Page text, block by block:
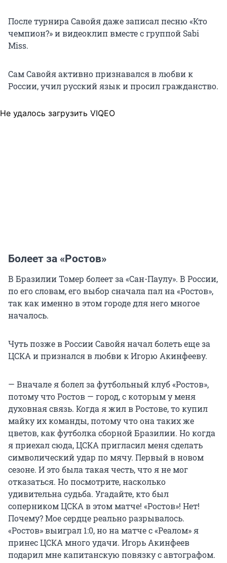
После турнира Савойя даже записал песню «Кто
чемпион?» и видеоклип вместе с группой Sabi
Miss.
Сам Савойя активно признавался в любви к
России, учил русский язык и просил гражданство.
Не удалось загрузить VIQEO
Болеет за «Ростов»
В Бразилии Томер болеет за «Сан-Паулу». В России,
по его словам, его выбор сначала пал на «Ростов»,
так как именно в этом городе для него многое
началось.
Чуть позже в России Савойя начал болеть еще за
ЦСКА и признался в любви к Игорю Акинфееву.
— Вначале я болел за футбольный клуб «Ростов»,
потому что Ростов — город, c которым у меня
духовная связь. Когда я жил в Ростове, то купил
майку их команды, потому что она таких же
цветов, как футболка сборной Бразилии. Но когда
я приехал сюда, ЦСКА пригласил меня сделать
символический удар по мячу. Первый в новом
сезоне. И это была такая честь, что я не мог
отказаться. Но посмотрите, насколько
удивительна судьба. Угадайте, кто был
соперником ЦСКА в этом матче! «Ростов»! Нет!
Почему? Мое сердце реально разрывалось.
«Ростов» выиграл 1:0, но на матче с «Реалом» я
принес ЦСКА много удачи. Игорь Акинфеев
подарил мне капитанскую повязку с автографом.